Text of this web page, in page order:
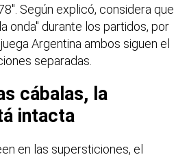
Según explicó, considera que
onda" durante los partidos, por
Argentina ambos siguen el
separadas.
cábalas, la
intacta
en las supersticiones, el